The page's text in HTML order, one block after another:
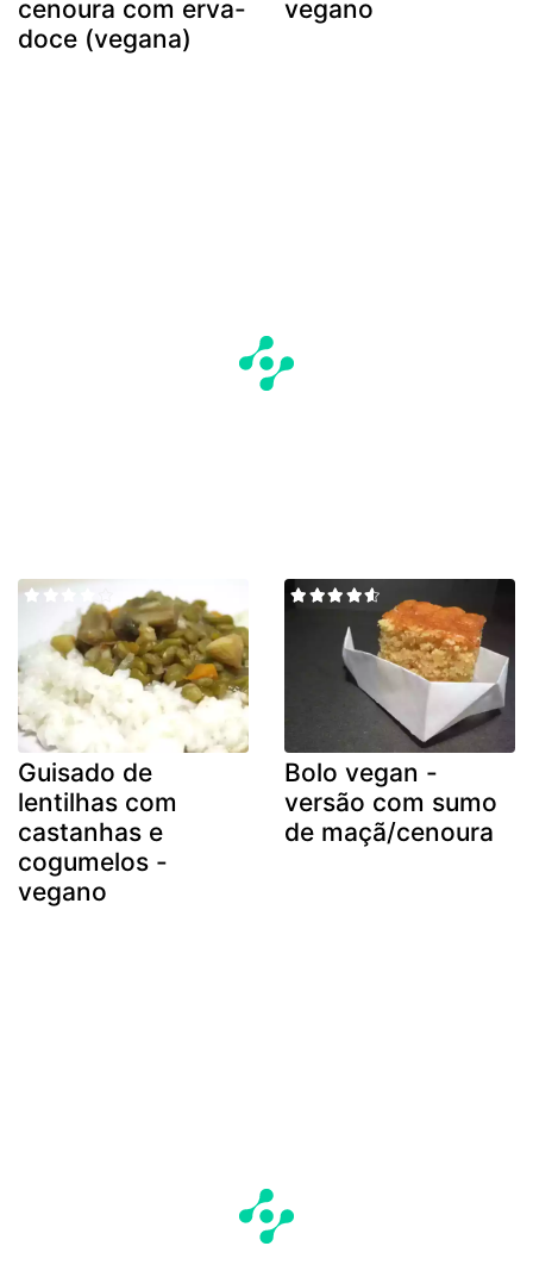
cenoura com erva-
doce (vegana)
vegano
Guisado de
lentilhas com
castanhas e
cogumelos -
vegano
Bolo vegan -
versão com sumo
de maçã/cenoura